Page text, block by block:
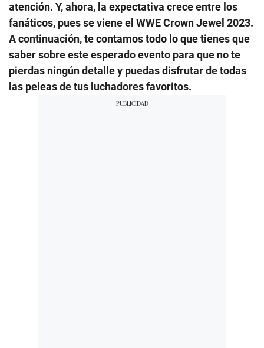
atención. Y, ahora, la expectativa crece entre los
fanáticos, pues se viene el WWE Crown Jewel 2023.
A continuación, te contamos todo lo que tienes que
saber sobre este esperado evento para que no te
pierdas ningún detalle y puedas disfrutar de todas
las peleas de tus luchadores favoritos.